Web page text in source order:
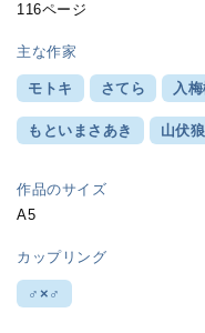
116ページ
主な作家
モトキ さてら 入
もといまさあき 山伏
作品のサイズ
A5
カップリング
♂×♂